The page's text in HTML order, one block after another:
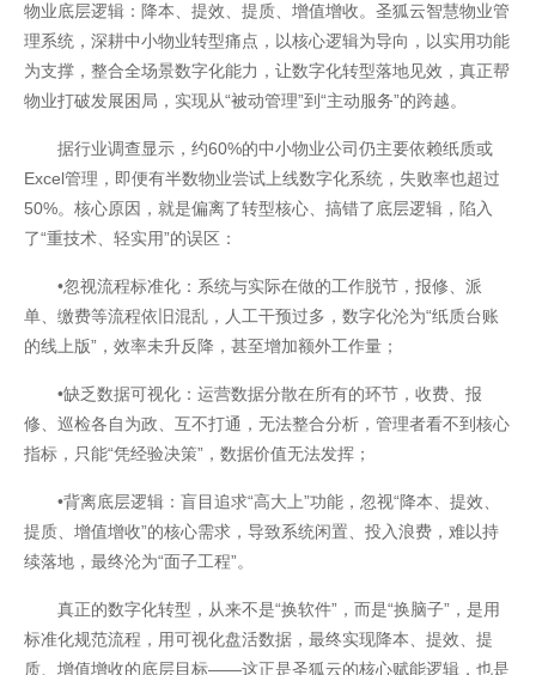
物业底层逻辑：降本、提效、提质、增值增收。圣狐云智慧物业管
理系统，深耕中小物业转型痛点，以核心逻辑为导向，以实用功能
为支撑，整合全场景数字化能力，让数字化转型落地见效，真正帮
物业打破发展困局，实现从“被动管理”到“主动服务”的跨越。
据行业调查显示，约60%的中小物业公司仍主要依赖纸质或
Excel管理，即便有半数物业尝试上线数字化系统，失败率也超过
50%。核心原因，就是偏离了转型核心、搞错了底层逻辑，陷入
了“重技术、轻实用”的误区：
•忽视流程标准化：系统与实际在做的工作脱节，报修、派
单、缴费等流程依旧混乱，人工干预过多，数字化沦为“纸质台账
的线上版”，效率未升反降，甚至增加额外工作量；
•缺乏数据可视化：运营数据分散在所有的环节，收费、报
修、巡检各自为政、互不打通，无法整合分析，管理者看不到核心
指标，只能“凭经验决策”，数据价值无法发挥；
•背离底层逻辑：盲目追求“高大上”功能，忽视“降本、提效、
提质、增值增收”的核心需求，导致系统闲置、投入浪费，难以持
续落地，最终沦为“面子工程”。
真正的数字化转型，从来不是“换软件”，而是“换脑子”，是用
标准化规范流程，用可视化盘活数据，最终实现降本、提效、提
质、增值增收的底层目标——这正是圣狐云的核心赋能逻辑，也是